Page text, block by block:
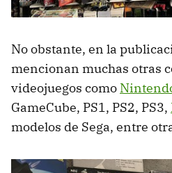
No obstante, en la
mencionan muchas otras
videojuegos como
GameCube, PS1, PS2, PS3,
modelos de Sega, entre